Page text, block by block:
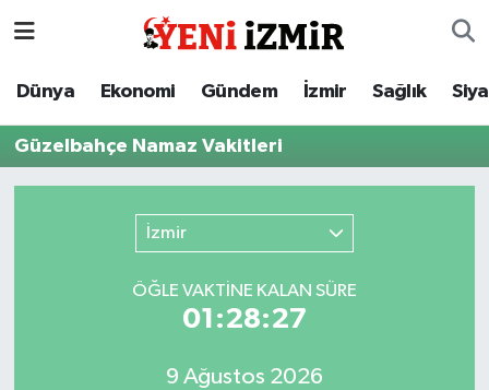
Dünya Ekonomi Gündem İzmir Sağlık
Güzelbahçe Namaz Vakitleri
İzmir
ÖĞLE VAKTİNE KALAN SÜRE
01:28:27
9 Ağustos 2026
Dünya
Ekonomi
İzmir Nöbetçi Eczaneler
İzmir Hava Durumu
İzmir Trafik Yoğunluk Haritası
Süper Lig Puan Durumu ve Fikstür